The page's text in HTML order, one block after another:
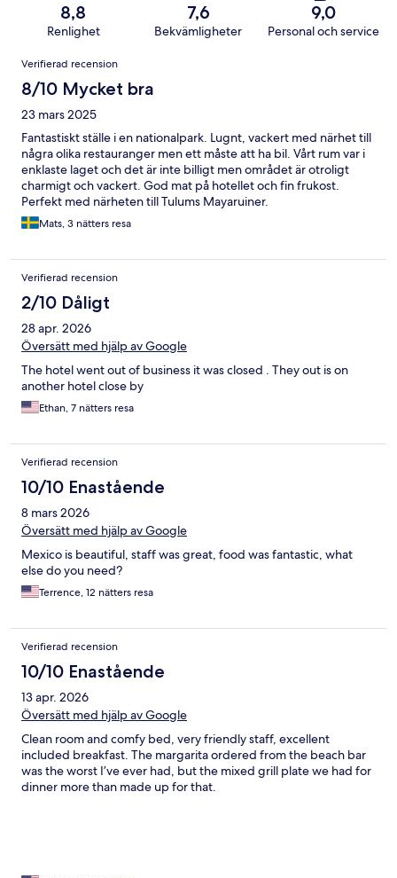
8,8
Renlighet
7,6
Bekvämligheter
9,0
Personal och service
Recensioner
Verifierad recension
8/10 Mycket bra
23 mars 2025
Fantastiskt ställe i en nationalpark. Lugnt, vackert med närhet till
några olika restauranger men ett måste att ha bil. Vårt rum var i
enklaste laget och det är inte billigt men området är otroligt
charmigt och vackert. God mat på hotellet och fin frukost.
Perfekt med närheten till Tulums Mayaruiner.
Mats, 3 nätters resa
Verifierad recension
2/10 Dåligt
28 apr. 2026
Översätt med hjälp av Google
The hotel went out of business it was closed . They out is on
another hotel close by
Ethan, 7 nätters resa
Verifierad recension
10/10 Enastående
8 mars 2026
Översätt med hjälp av Google
Mexico is beautiful, staff was great, food was fantastic, what
else do you need?
Terrence, 12 nätters resa
Verifierad recension
10/10 Enastående
13 apr. 2026
Översätt med hjälp av Google
Clean room and comfy bed, very friendly staff, excellent
included breakfast. The margarita ordered from the beach bar
was the worst I’ve ever had, but the mixed grill plate we had for
dinner more than made up for that.